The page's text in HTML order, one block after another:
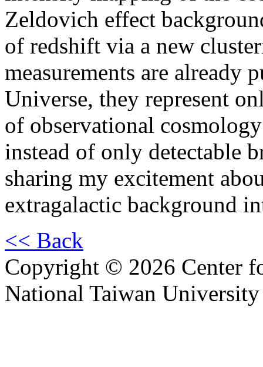
Zeldovich effect
of redshift via a new
measurements are already
Universe, they represent
of observational
instead of only detectable
sharing my excitement
extragalactic background
<< Back
Copyright © 2026 Center
National Taiwan University